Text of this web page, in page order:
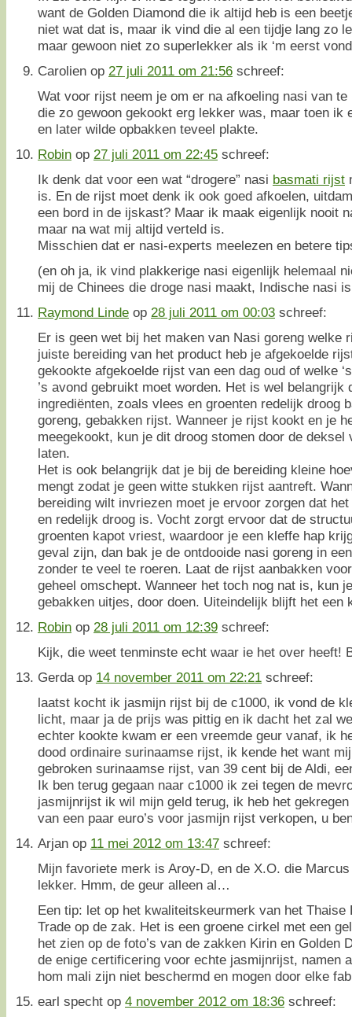
want de Golden Diamond die ik altijd heb is een
niet wat dat is, maar ik vind die al een tijdje lang zo
maar gewoon niet zo superlekker als ik ‘m eerst
Carolien op 27 juli 2011 om 21:56 schreef:
Wat voor rijst neem je om er na afkoeling nasi van
die zo gewoon gekookt erg lekker was, maar toen ik
en later wilde opbakken teveel plakte.
Robin op 27 juli 2011 om 22:45 schreef:
Ik denk dat voor een wat “drogere” nasi basmati rijst
is. En de rijst moet denk ik ook goed afkoelen,
een bord in de ijskast? Maar ik maak eigenlijk nooit
maar na wat mij altijd verteld is.
Misschien dat er nasi-experts meelezen en betere
(en oh ja, ik vind plakkerige nasi eigenlijk helemaal
mij de Chinees die droge nasi maakt, Indische nasi
Raymond Linde op 28 juli 2011 om 00:03 schreef:
Er is geen wet bij het maken van Nasi goreng welke
juiste bereiding van het product heb je afgekoelde
gekookte afgekoelde rijst van een dag oud of welke
’s avond gebruikt moet worden. Het is wel belangrijk
ingrediënten, zoals vlees en groenten redelijk droog
goreng, gebakken rijst. Wanneer je rijst kookt en je
meegekookt, kun je dit droog stomen door de
laten.
Het is ook belangrijk dat je bij de bereiding kleine
mengt zodat je geen witte stukken rijst aantreft.
bereiding wilt invriezen moet je ervoor zorgen dat
en redelijk droog is. Vocht zorgt ervoor dat de
groenten kapot vriest, waardoor je een kleffe hap
geval zijn, dan bak je de ontdooide nasi goreng in
zonder te veel te roeren. Laat de rijst aanbakken
geheel omschept. Wanneer het toch nog nat is, kun
gebakken uitjes, door doen. Uiteindelijk blijft het een
Robin op 28 juli 2011 om 12:39 schreef:
Kijk, die weet tenminste echt waar ie het over heeft!
Gerda op 14 november 2011 om 22:21 schreef:
laatst kocht ik jasmijn rijst bij de c1000, ik vond de
licht, maar ja de prijs was pittig en ik dacht het zal
echter kookte kwam er een vreemde geur vanaf, ik
dood ordinaire surinaamse rijst, ik kende het want
gebroken surinaamse rijst, van 39 cent bij de Aldi,
Ik ben terug gegaan naar c1000 ik zei tegen de
jasmijnrijst ik wil mijn geld terug, ik heb het
van een paar euro’s voor jasmijn rijst verkopen, u
Arjan op 11 mei 2012 om 13:47 schreef:
Mijn favoriete merk is Aroy-D, en de X.O. die
lekker. Hmm, de geur alleen al…
Een tip: let op het kwaliteitskeurmerk van het Thaise
Trade op de zak. Het is een groene cirkel met een
het zien op de foto’s van de zakken Kirin en Golden
de enige certificering voor echte jasmijnrijst, namen
hom mali zijn niet beschermd en mogen door elke
earl specht op 4 november 2012 om 18:36 schreef: